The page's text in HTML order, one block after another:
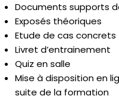
Documents supports
Exposés théoriques
Etude de cas concrets
Livret d’entrainement
Quiz en salle
Mise à disposition en
suite de la formation